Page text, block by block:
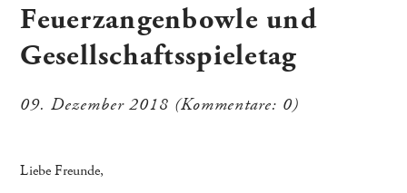
Feuerzangenbowle und
Gesellschaftsspieletag
09. Dezember 2018 (Kommentare: 0)
Liebe Freunde,